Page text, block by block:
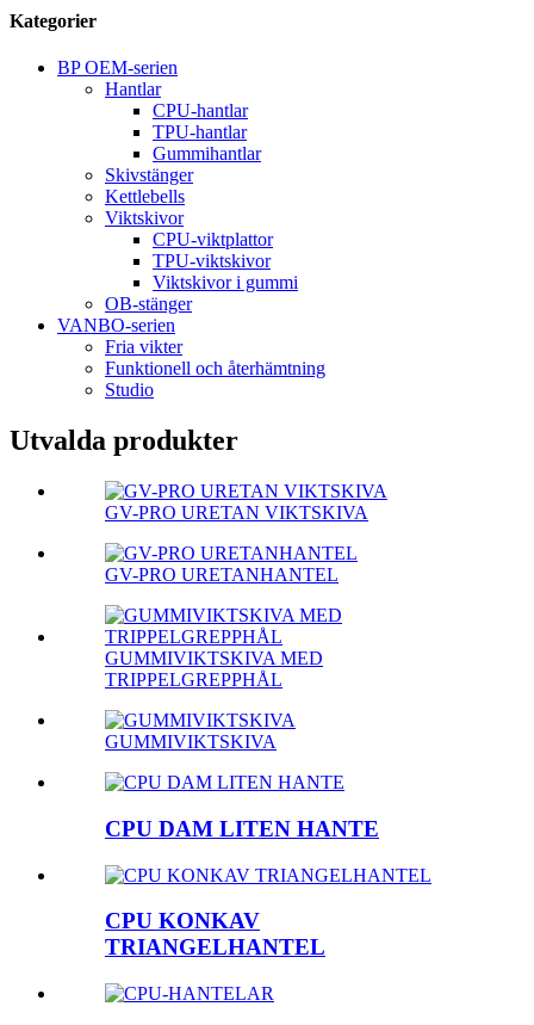
Kategorier
BP OEM-serien
Hantlar
CPU-hantlar
TPU-hantlar
Gummihantlar
Skivstänger
Kettlebells
Viktskivor
CPU-viktplattor
TPU-viktskivor
Viktskivor i gummi
OB-stänger
VANBO-serien
Fria vikter
Funktionell och återhämtning
Studio
Utvalda produkter
GV-PRO URETAN VIKTSKIVA
GV-PRO URETANHANTEL
GUMMIVIKTSKIVA MED
TRIPPELGREPPHÅL
GUMMIVIKTSKIVA
CPU DAM LITEN HANTE
CPU KONKAV
TRIANGELHANTEL